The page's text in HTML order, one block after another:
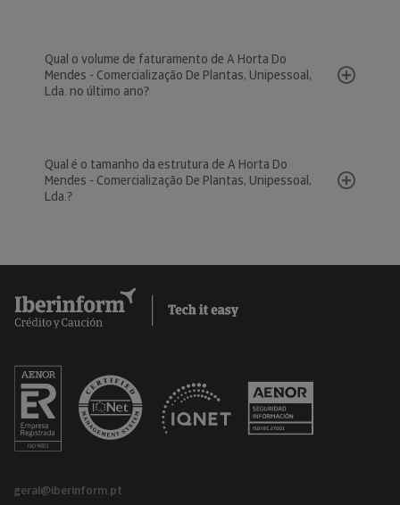
Qual o volume de faturamento de A Horta Do
Mendes - Comercialização De Plantas, Unipessoal,
Lda. no último ano?
Qual é o tamanho da estrutura de A Horta Do
Mendes - Comercialização De Plantas, Unipessoal,
Lda.?
geral@iberinform.pt